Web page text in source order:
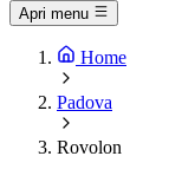
Apri menu
Home
Padova
Rovolon